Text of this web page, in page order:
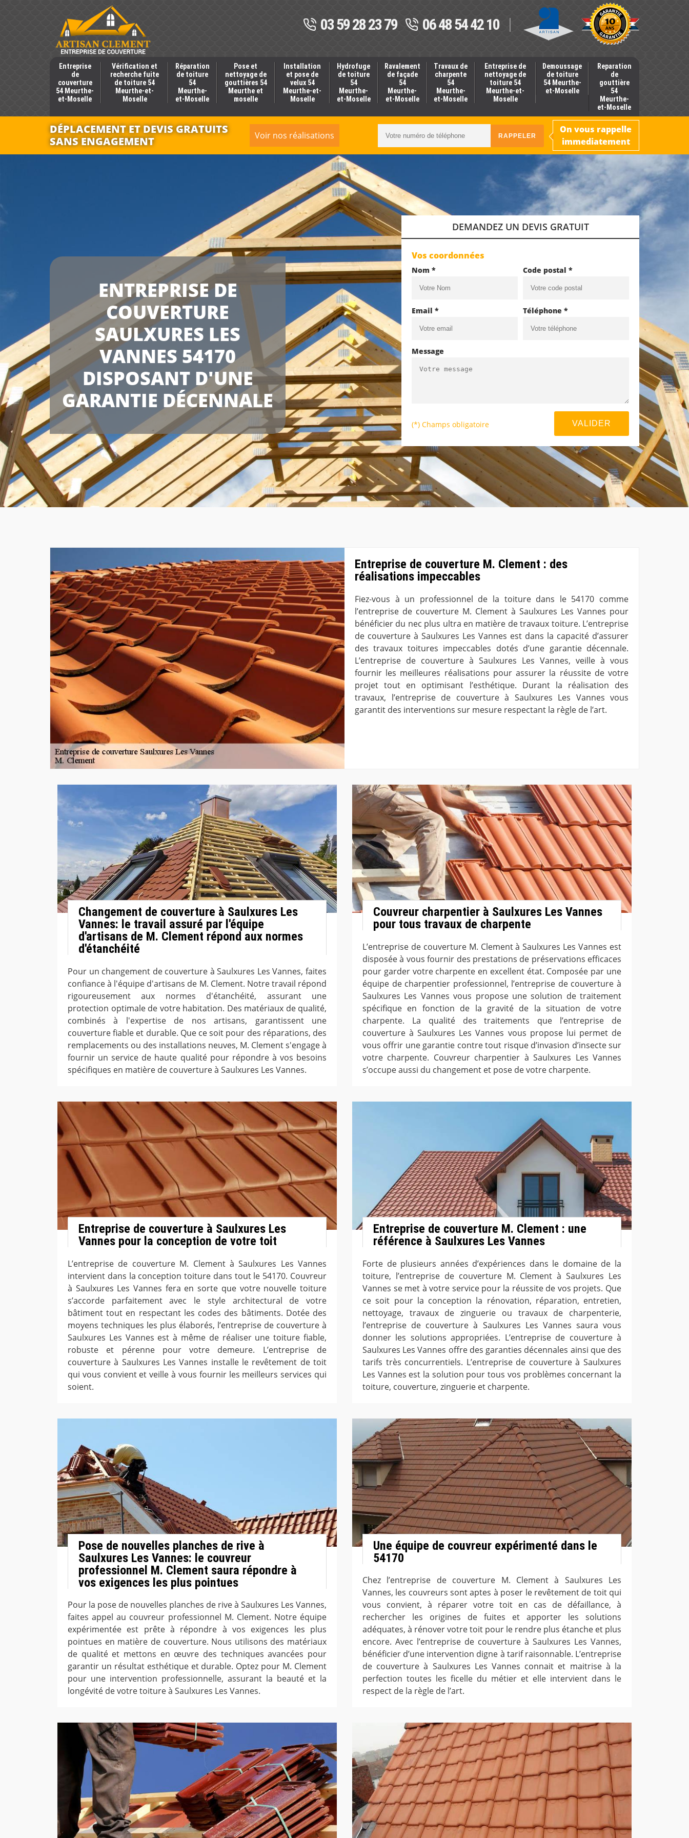
03 59 28 23 79 06 48 54 42 10
Entreprise
de
couverture
54 Meurthe-
et-Moselle
Vérification et
recherche fuite
de toiture 54
Meurthe-et-
Moselle
Réparation
de toiture
54
Meurthe-
et-Moselle
Pose et
nettoyage de
gouttières 54
Meurthe et
moselle
Installation
et pose de
velux 54
Meurthe-et-
Moselle
Hydrofuge
de toiture
54
Meurthe-
et-Moselle
Ravalement
de façade
54
Meurthe-
et-Moselle
Travaux de
charpente
54
Meurthe-
et-Moselle
Entreprise de
nettoyage de
toiture 54
Meurthe-et-
Moselle
Demoussage
de toiture
54 Meurthe-
et-Moselle
Reparation
de
gouttière
54
Meurthe-
et-Moselle
DÉPLACEMENT ET DEVIS GRATUITS
SANS ENGAGEMENT
Voir nos réalisations
On vous rappelle
immediatement
ENTREPRISE DE
COUVERTURE
SAULXURES LES
VANNES 54170
DISPOSANT D'UNE
GARANTIE DÉCENNALE
DEMANDEZ UN DEVIS GRATUIT
Vos coordonnées
Nom * Code postal *
Email * Téléphone *
Message
(*) Champs obligatoire
Entreprise de couverture M. Clement : des
réalisations impeccables
Fiez-vous à un professionnel de la toiture dans le 54170 comme
l’entreprise de couverture M. Clement à Saulxures Les Vannes pour
bénéficier du nec plus ultra en matière de travaux toiture. L’entreprise
de couverture à Saulxures Les Vannes est dans la capacité d’assurer
des travaux toitures impeccables dotés d’une garantie décennale.
L’entreprise de couverture à Saulxures Les Vannes, veille à vous
fournir les meilleures réalisations pour assurer la réussite de votre
projet tout en optimisant l’esthétique. Durant la réalisation des
travaux, l’entreprise de couverture à Saulxures Les Vannes vous
garantit des interventions sur mesure respectant la règle de l’art.
Changement de couverture à Saulxures Les
Vannes: le travail assuré par l'équipe
d'artisans de M. Clement répond aux normes
d'étanchéité
Pour un changement de couverture à Saulxures Les Vannes, faites
confiance à l'équipe d'artisans de M. Clement. Notre travail répond
rigoureusement aux normes d'étanchéité, assurant une
protection optimale de votre habitation. Des matériaux de qualité,
combinés à l'expertise de nos artisans, garantissent une
couverture fiable et durable. Que ce soit pour des réparations, des
remplacements ou des installations neuves, M. Clement s'engage à
fournir un service de haute qualité pour répondre à vos besoins
spécifiques en matière de couverture à Saulxures Les Vannes.
Couvreur charpentier à Saulxures Les Vannes
pour tous travaux de charpente
L’entreprise de couverture M. Clement à Saulxures Les Vannes est
disposée à vous fournir des prestations de préservations efficaces
pour garder votre charpente en excellent état. Composée par une
équipe de charpentier professionnel, l’entreprise de couverture à
Saulxures Les Vannes vous propose une solution de traitement
spécifique en fonction de la gravité de la situation de votre
charpente. La qualité des traitements que l’entreprise de
couverture à Saulxures Les Vannes vous propose lui permet de
vous offrir une garantie contre tout risque d’invasion d’insecte sur
votre charpente. Couvreur charpentier à Saulxures Les Vannes
s’occupe aussi du changement et pose de votre charpente.
Entreprise de couverture à Saulxures Les
Vannes pour la conception de votre toit
L’entreprise de couverture M. Clement à Saulxures Les Vannes
intervient dans la conception toiture dans tout le 54170. Couvreur
à Saulxures Les Vannes fera en sorte que votre nouvelle toiture
s’accorde parfaitement avec le style architectural de votre
bâtiment tout en respectant les codes des bâtiments. Dotée des
moyens techniques les plus élaborés, l’entreprise de couverture à
Saulxures Les Vannes est à même de réaliser une toiture fiable,
robuste et pérenne pour votre demeure. L’entreprise de
couverture à Saulxures Les Vannes installe le revêtement de toit
qui vous convient et veille à vous fournir les meilleurs services qui
soient.
Entreprise de couverture M. Clement : une
référence à Saulxures Les Vannes
Forte de plusieurs années d’expériences dans le domaine de la
toiture, l’entreprise de couverture M. Clement à Saulxures Les
Vannes se met à votre service pour la réussite de vos projets. Que
ce soit pour la conception la rénovation, réparation, entretien,
nettoyage, travaux de zinguerie ou travaux de charpenterie,
l’entreprise de couverture à Saulxures Les Vannes saura vous
donner les solutions appropriées. L’entreprise de couverture à
Saulxures Les Vannes offre des garanties décennales ainsi que des
tarifs très concurrentiels. L’entreprise de couverture à Saulxures
Les Vannes est la solution pour tous vos problèmes concernant la
toiture, couverture, zinguerie et charpente.
Pose de nouvelles planches de rive à
Saulxures Les Vannes: le couvreur
professionnel M. Clement saura répondre à
vos exigences les plus pointues
Pour la pose de nouvelles planches de rive à Saulxures Les Vannes,
faites appel au couvreur professionnel M. Clement. Notre équipe
expérimentée est prête à répondre à vos exigences les plus
pointues en matière de couverture. Nous utilisons des matériaux
de qualité et mettons en œuvre des techniques avancées pour
garantir un résultat esthétique et durable. Optez pour M. Clement
pour une intervention professionnelle, assurant la beauté et la
longévité de votre toiture à Saulxures Les Vannes.
Une équipe de couvreur expérimenté dans le
54170
Chez l’entreprise de couverture M. Clement à Saulxures Les
Vannes, les couvreurs sont aptes à poser le revêtement de toit qui
vous convient, à réparer votre toit en cas de défaillance, à
rechercher les origines de fuites et apporter les solutions
adéquates, à rénover votre toit pour le rendre plus étanche et plus
encore. Avec l’entreprise de couverture à Saulxures Les Vannes,
bénéficier d’une intervention digne à tarif raisonnable. L’entreprise
de couverture à Saulxures Les Vannes connait et maitrise à la
perfection toutes les ficelle du métier et elle intervient dans le
respect de la règle de l’art.